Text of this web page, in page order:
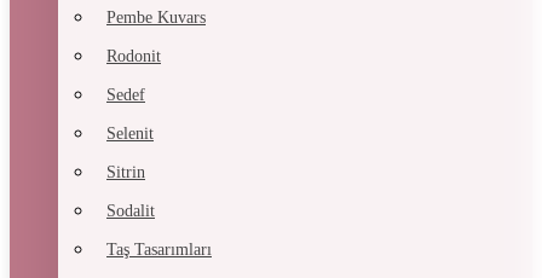
Pembe Kuvars
Rodonit
Sedef
Selenit
Sitrin
Sodalit
Taş Tasarımları